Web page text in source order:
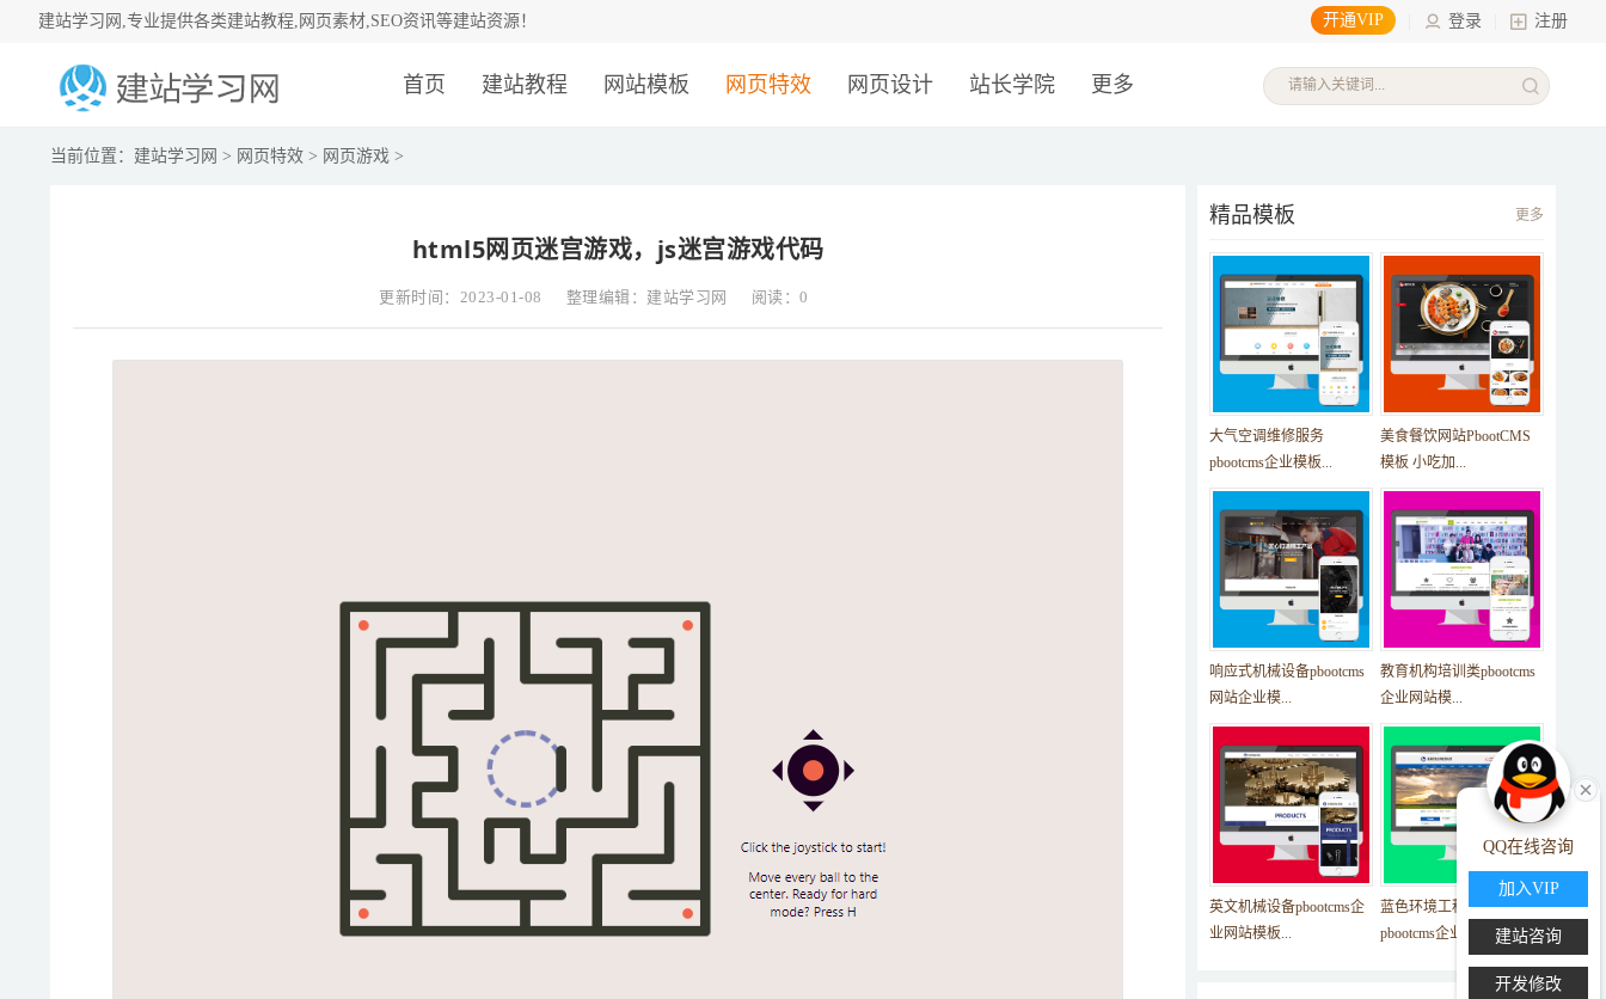
建站学习网,专业提供各类建站教程,网页素材,SEO资讯等建站资源！ 开通VIP 登录 注册
首页 建站教程 网站模板 网页特效 网页设计 站长学院 更多
当前位置： 建站学习网 > 网页特效 > 网页游戏 >
html5网页迷宫游戏，js迷宫游戏代码
更新时间：2023-01-08 整理编辑：建站学习网 阅读：0
精品模板 更多
大气空调维修服务
pbootcms企业模板...
美食餐饮网站PbootCMS
模板 小吃加...
响应式机械设备pbootcms
网站企业模...
教育机构培训类pbootcms
企业网站模...
英文机械设备pbootcms企
业网站模板...
蓝色环境工程器械
pbootcms企业模板...
QQ在线咨询
加入VIP
建站咨询
开发修改